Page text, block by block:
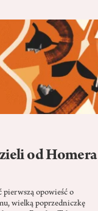
od Homera
pierwszą opowieść o
wielką poprzedniczkę